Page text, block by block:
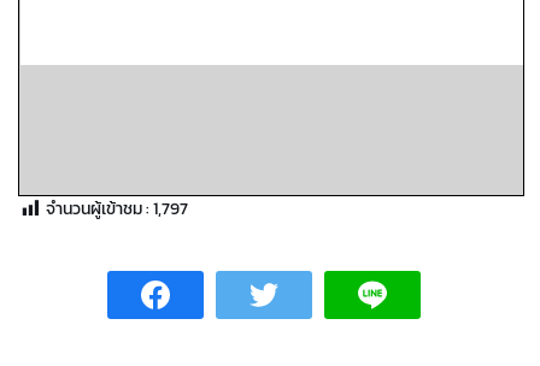
จำนวนผู้เข้าชม :1,797